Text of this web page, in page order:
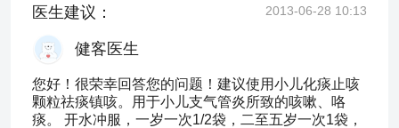
医生建议： 2013-06-28 10:13
健客医生
您好！很荣幸回答您的问题！建议使用小儿化痰止咳
颗粒祛痰镇咳。用于小儿支气管炎所致的咳嗽、咯
痰。 开水冲服，一岁一次1/2袋，二至五岁一次1袋，